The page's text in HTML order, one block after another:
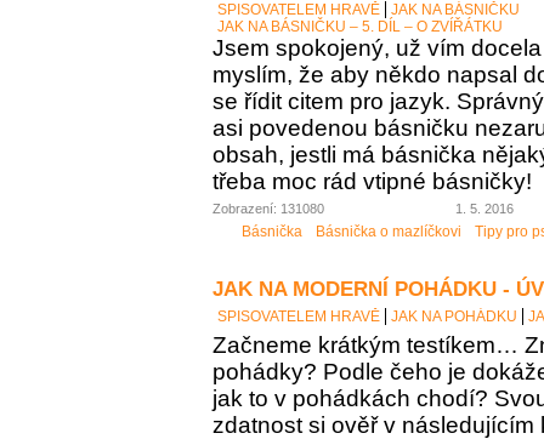
SPISOVATELEM HRAVĚ
JAK NA BÁSNIČKU
JAK NA BÁSNIČKU – 5. DÍL – O ZVÍŘÁTKU
Jsem spokojený, už vím
myslím, že aby někdo napsal
se řídit citem pro jazyk.
asi povedenou básničku
obsah, jestli má básnička
třeba moc rád vtipné básničky!
Zobrazení: 131080 1. 5. 2016
Básnička Básnička o mazlíčkovi Tipy pro
JAK NA MODERNÍ POHÁDKU -
SPISOVATELEM HRAVĚ JAK NA POHÁDKU
Začneme krátkým testíkem…
pohádky? Podle čeho je
jak to v pohádkách chodí?
zdatnost si ověř v následujícím